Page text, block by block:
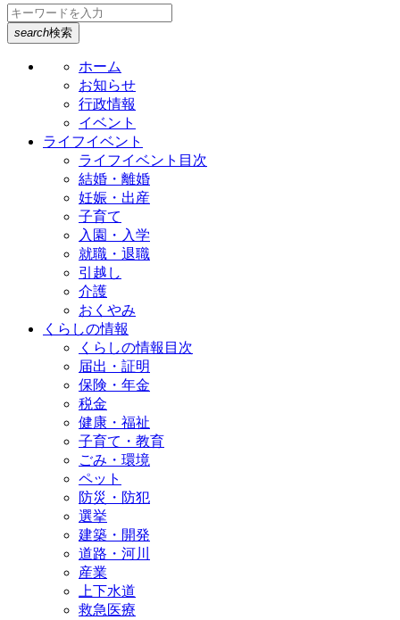
search検索
ホーム
お知らせ
行政情報
イベント
ライフイベント
ライフイベント目次
結婚・離婚
妊娠・出産
子育て
入園・入学
就職・退職
引越し
介護
おくやみ
くらしの情報
くらしの情報目次
届出・証明
保険・年金
税金
健康・福祉
子育て・教育
ごみ・環境
ペット
防災・防犯
選挙
建築・開発
道路・河川
産業
上下水道
救急医療